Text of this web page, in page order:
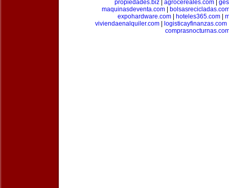
propiedades.biz| agrocereales.com|
maquinasdeventa.com
expohardware.com| hoteles365.com|
viviendaenalquiler.com
logisticayfinanzas.com